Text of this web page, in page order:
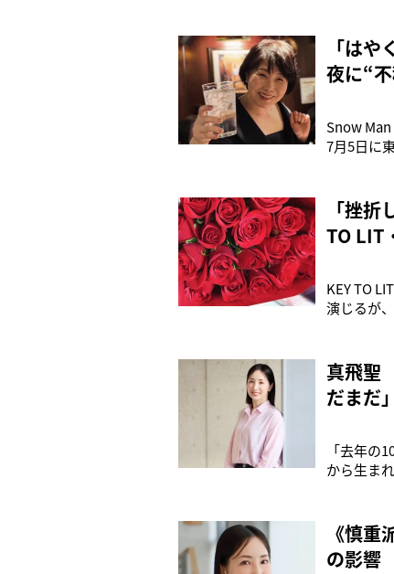
う投稿し
からはも
「は
夜に“
Snow
7月5日に
を演じ
館の女将
「挫
TO LIT
KEY TO
演じるが
高ぶって
と思うん
真飛聖
だまだ」
「去年の
から生ま
上演さ
作は、イ
《慎
の影響